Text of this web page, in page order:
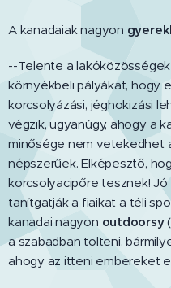
A kanadaiak nagyon
--Telente a
környékbeli pályákat, hogy
korcsolyázási, jéghokizási
végzik, ugyanúgy, ahogy a
minősége nem vetekedhet
népszerűek. Elképesztő,
korcsolyacipőre tesznek! Jó
tanítgatják a fiaikat a téli
kanadai nagyon outdoorsy
a szabadban tölteni,
ahogy az itteni embereket